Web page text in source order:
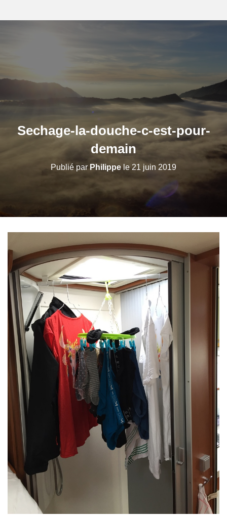
Sechage-la-douche-c-est-pour-
demain
Publié par Philippele 21 juin 2019